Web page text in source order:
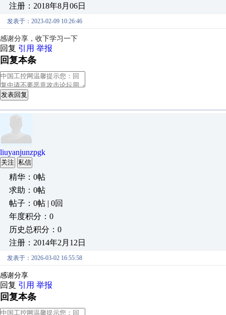
注册：2018年8月06日
发表于：2023-02-09 10:26:46
感谢分享，收下学习一下
回复 引用 举报
回复本条
发表回复
liuyanjunzpgk
关注 私信
精华：0帖
求助：0帖
帖子：0帖 | 0回
年度积分：0
历史总积分：0
注册：2014年2月12日
发表于：2026-03-02 16:55:58
感谢分享
回复 引用 举报
回复本条